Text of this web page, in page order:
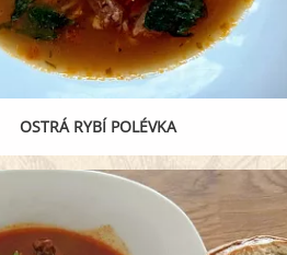
OSTRÁ RYBÍ POLÉVKA